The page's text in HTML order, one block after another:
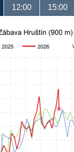
12:00 15:00